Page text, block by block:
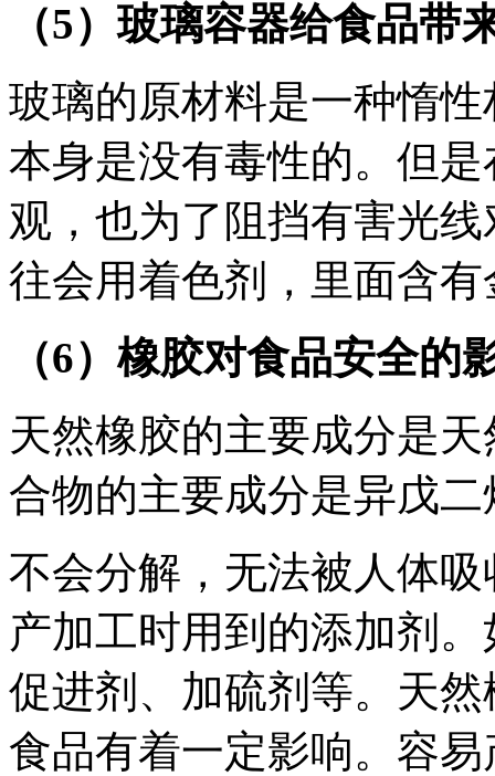
（5）玻璃容器给食品带
玻璃的原材料是一种惰
本身是没有毒性的。但
观，也为了阻挡有害光
往会用着色剂，里面含
（6）橡胶对食品安全的
天然橡胶的主要成分是
合物的主要成分是异戊二
不会分解，无法被人体
产加工时用到的添加剂
促进剂、加硫剂等。天
食品有着一定影响。容